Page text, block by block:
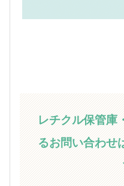
レチクル保管庫
るお問い合わせ